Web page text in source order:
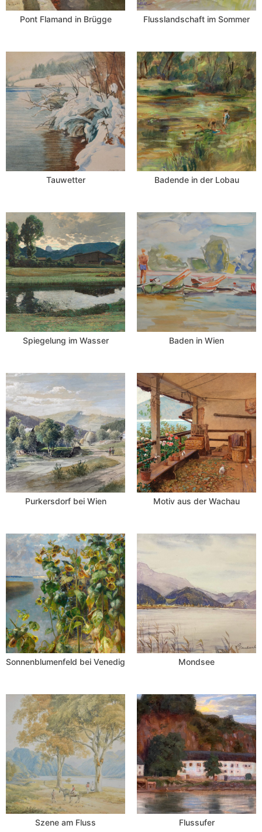
Pont Flamand in Brügge Flusslandschaft im Sommer
Tauwetter Badende in der Lobau
Spiegelung im Wasser Baden in Wien
Purkersdorf bei Wien Motiv aus der Wachau
Sonnenblumenfeld bei Venedig Mondsee
Szene am Fluss Flussufer